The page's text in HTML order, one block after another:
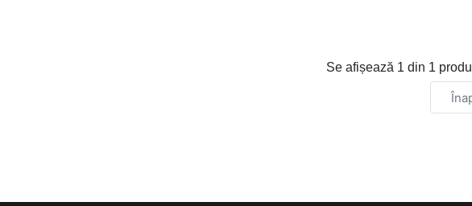
Se afișează 1 din 1